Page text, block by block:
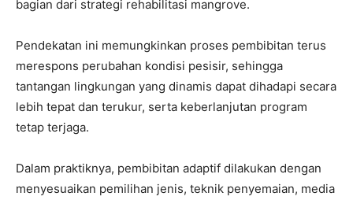
bagian dari strategi rehabilitasi mangrove.
Pendekatan ini memungkinkan proses pembibitan terus
merespons perubahan kondisi pesisir, sehingga
tantangan lingkungan yang dinamis dapat dihadapi secara
lebih tepat dan terukur, serta keberlanjutan program
tetap terjaga.
Dalam praktiknya, pembibitan adaptif dilakukan dengan
menyesuaikan pemilihan jenis, teknik penyemaian, media